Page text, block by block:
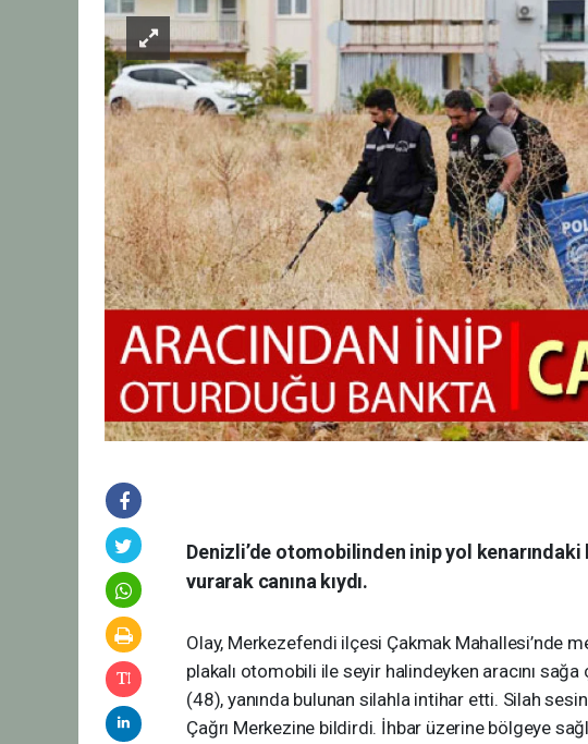
Denizli’de otomobilinden inip yol
vurarak canına kıydı.
Olay, Merkezefendi ilçesi Çakmak Mahallesi’nde
plakalı otomobili ile seyir halindeyken aracını
(48), yanında bulunan silahla intihar etti. Silah
Çağrı Merkezine bildirdi. İhbar üzerine bölgeye